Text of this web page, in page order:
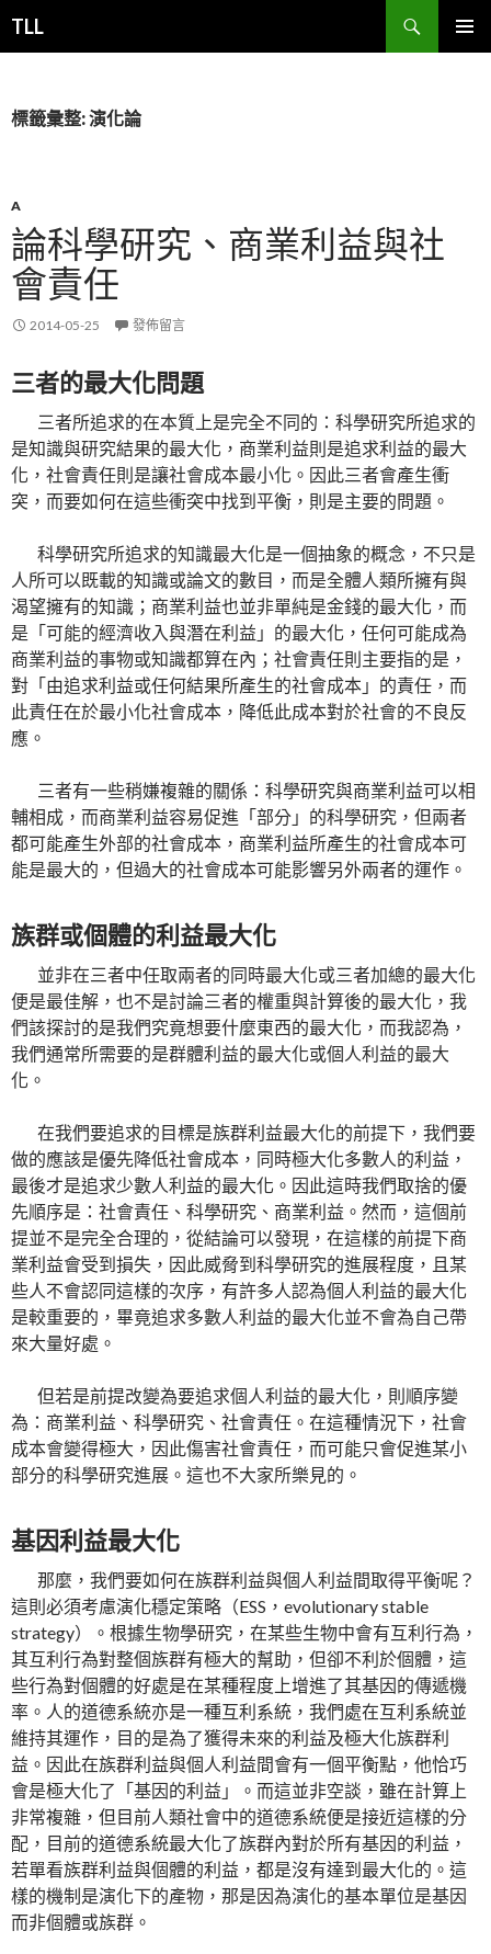
TLL
尋
要
標籤彙整: 演化論
A
論科學研究、商業利益與社
會責任
2014-05-25 發佈留言
三者的最大化問題
三者所追求的在本質上是完全不同的：科學研究所追求的
是知識與研究結果的最大化，商業利益則是追求利益的最大
化，社會責任則是讓社會成本最小化。因此三者會產生衝
突，而要如何在這些衝突中找到平衡，則是主要的問題。
科學研究所追求的知識最大化是一個抽象的概念，不只是
人所可以既載的知識或論文的數目，而是全體人類所擁有與
渴望擁有的知識；商業利益也並非單純是金錢的最大化，而
是「可能的經濟收入與潛在利益」的最大化，任何可能成為
商業利益的事物或知識都算在內；社會責任則主要指的是，
對「由追求利益或任何結果所產生的社會成本」的責任，而
此責任在於最小化社會成本，降低此成本對於社會的不良反
應。
三者有一些稍嫌複雜的關係：科學研究與商業利益可以相
輔相成，而商業利益容易促進「部分」的科學研究，但兩者
都可能產生外部的社會成本，商業利益所產生的社會成本可
能是最大的，但過大的社會成本可能影響另外兩者的運作。
族群或個體的利益最大化
並非在三者中任取兩者的同時最大化或三者加總的最大化
便是最佳解，也不是討論三者的權重與計算後的最大化，我
們該探討的是我們究竟想要什麼東西的最大化，而我認為，
我們通常所需要的是群體利益的最大化或個人利益的最大
化。
在我們要追求的目標是族群利益最大化的前提下，我們要
做的應該是優先降低社會成本，同時極大化多數人的利益，
最後才是追求少數人利益的最大化。因此這時我們取捨的優
先順序是：社會責任、科學研究、商業利益。然而，這個前
提並不是完全合理的，從結論可以發現，在這樣的前提下商
業利益會受到損失，因此威脅到科學研究的進展程度，且某
些人不會認同這樣的次序，有許多人認為個人利益的最大化
是較重要的，畢竟追求多數人利益的最大化並不會為自己帶
來大量好處。
但若是前提改變為要追求個人利益的最大化，則順序變
為：商業利益、科學研究、社會責任。在這種情況下，社會
成本會變得極大，因此傷害社會責任，而可能只會促進某小
部分的科學研究進展。這也不大家所樂見的。
基因利益最大化
那麼，我們要如何在族群利益與個人利益間取得平衡呢？
這則必須考慮演化穩定策略（ESS，evolutionary stable
strategy）。根據生物學研究，在某些生物中會有互利行為，
其互利行為對整個族群有極大的幫助，但卻不利於個體，這
些行為對個體的好處是在某種程度上增進了其基因的傳遞機
率。人的道德系統亦是一種互利系統，我們處在互利系統並
維持其運作，目的是為了獲得未來的利益及極大化族群利
益。因此在族群利益與個人利益間會有一個平衡點，他恰巧
會是極大化了「基因的利益」。而這並非空談，雖在計算上
非常複雜，但目前人類社會中的道德系統便是接近這樣的分
配，目前的道德系統最大化了族群內對於所有基因的利益，
若單看族群利益與個體的利益，都是沒有達到最大化的。這
樣的機制是演化下的產物，那是因為演化的基本單位是基因
而非個體或族群。